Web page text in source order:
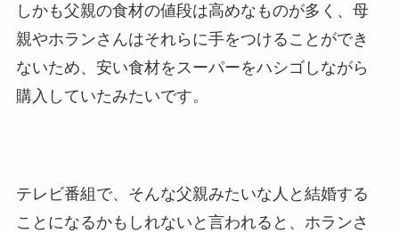
しかも父親の食材の値段は高めなものが多く、母
親やホランさんはそれらに手をつけることができ
ないため、安い食材をスーパーをハシゴしながら
購入していたみたいです。
テレビ番組で、そんな父親みたいな人と結婚する
ことになるかもしれないと言われると、ホランさ